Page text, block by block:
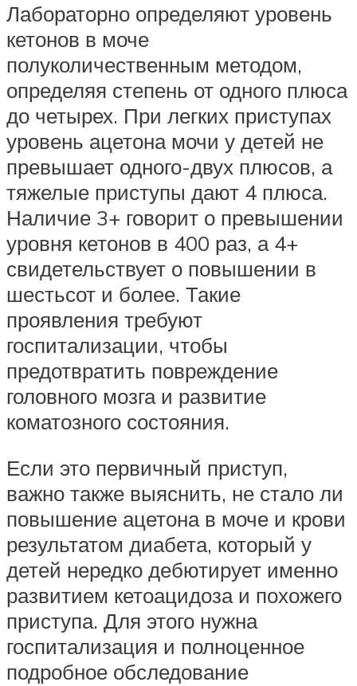
Лабораторно определяют уровень
кетонов в моче
полуколичественным методом,
определяя степень от одного плюса
до четырех. При легких приступах
уровень ацетона мочи у детей не
превышает одного-двух плюсов, а
тяжелые приступы дают 4 плюса.
Наличие 3+ говорит о превышении
уровня кетонов в 400 раз, а 4+
свидетельствует о повышении в
шестьсот и более. Такие
проявления требуют
госпитализации, чтобы
предотвратить повреждение
головного мозга и развитие
коматозного состояния.
Если это первичный приступ,
важно также выяснить, не стало ли
повышение ацетона в моче и крови
результатом диабета, который у
детей нередко дебютирует именно
развитием кетоацидоза и похожего
приступа. Для этого нужна
госпитализация и полноценное
подробное обследование